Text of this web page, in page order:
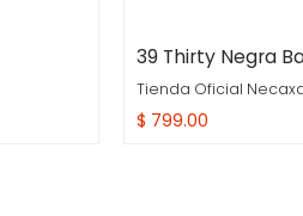
39 Thirty Negra
Tienda Oficial
$ 799.00